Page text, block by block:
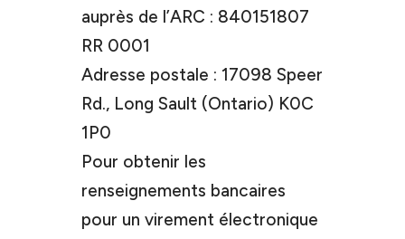
auprès de l’ARC : 840151807
RR 0001
Adresse postale : 17098 Speer
Rd., Long Sault (Ontario) K0C
1P0
Pour obtenir les
renseignements bancaires
pour un virement électronique